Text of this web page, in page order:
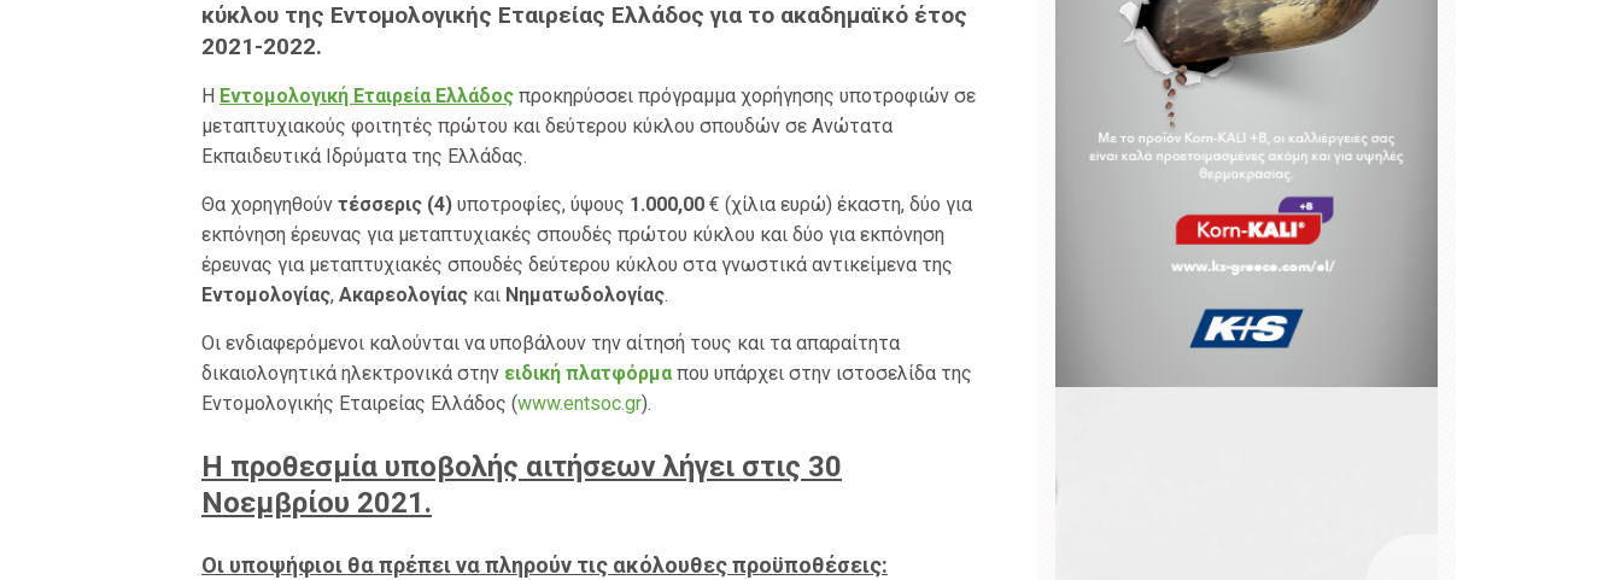
κύκλου της Εντομολογικής Εταιρείας Ελλάδος για το ακαδημαϊκό έτος
2021-2022.
Η Εντομολογική Εταιρεία Ελλάδος προκηρύσσει πρόγραμμα χορήγησης υποτροφιών σε
μεταπτυχιακούς φοιτητές πρώτου και δεύτερου κύκλου σπουδών σε Ανώτατα
Εκπαιδευτικά Ιδρύματα της Ελλάδας.
Θα χορηγηθούν τέσσερις (4) υποτροφίες, ύψους 1.000,00 € (χίλια ευρώ) έκαστη, δύο για
εκπόνηση έρευνας για μεταπτυχιακές σπουδές πρώτου κύκλου και δύο για εκπόνηση
έρευνας για μεταπτυχιακές σπουδές δεύτερου κύκλου στα γνωστικά αντικείμενα της
Εντομολογίας, Ακαρεολογίας και Νηματωδολογίας.
Οι ενδιαφερόμενοι καλούνται να υποβάλουν την αίτησή τους και τα απαραίτητα
δικαιολογητικά ηλεκτρονικά στην ειδική πλατφόρμα που υπάρχει στην ιστοσελίδα της
Εντομολογικής Εταιρείας Ελλάδος (www.entsoc.gr).
Η προθεσμία υποβολής αιτήσεων λήγει στις 30
Νοεμβρίου 2021.
Οι υποψήφιοι θα πρέπει να πληρούν τις ακόλουθες προϋποθέσεις: